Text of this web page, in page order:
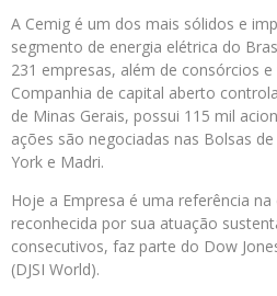
A Cemig é um dos mais sólidos e
segmento de energia elétrica do
231 empresas, além de consórcios
Companhia de capital aberto
de Minas Gerais, possui 115 mil
ações são negociadas nas Bolsas
York e Madri.
Hoje a Empresa é uma referência
reconhecida por sua atuação
consecutivos, faz parte do Dow
(DJSI World).